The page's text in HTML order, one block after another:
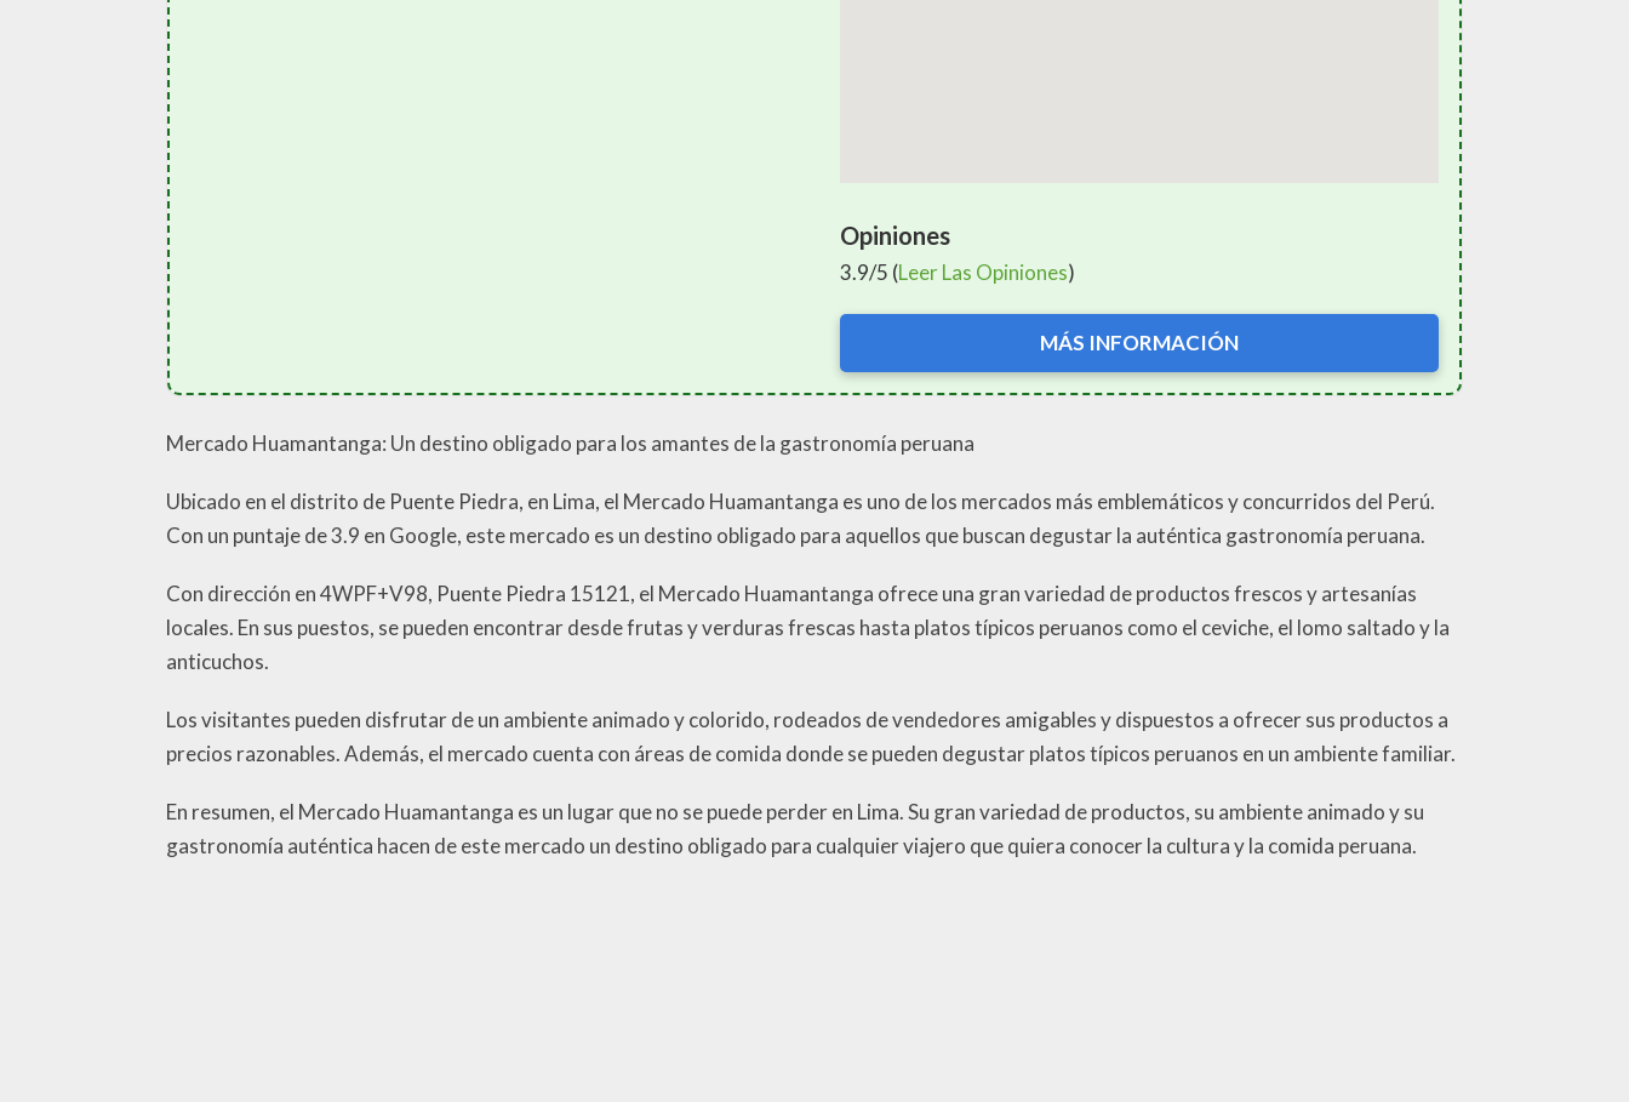
Opiniones
3.9/5 (Leer Las Opiniones)
MÁS INFORMACIÓN
Mercado Huamantanga: Un destino obligado para los amantes de la gastronomía peruana
Ubicado en el distrito de Puente Piedra, en Lima, el Mercado Huamantanga es uno de los mercados más emblemáticos y concurridos del Perú.
Con un puntaje de 3.9 en Google, este mercado es un destino obligado para aquellos que buscan degustar la auténtica gastronomía peruana.
Con dirección en 4WPF+V98, Puente Piedra 15121, el Mercado Huamantanga ofrece una gran variedad de productos frescos y artesanías
locales. En sus puestos, se pueden encontrar desde frutas y verduras frescas hasta platos típicos peruanos como el ceviche, el lomo saltado y la
anticuchos.
Los visitantes pueden disfrutar de un ambiente animado y colorido, rodeados de vendedores amigables y dispuestos a ofrecer sus productos a
precios razonables. Además, el mercado cuenta con áreas de comida donde se pueden degustar platos típicos peruanos en un ambiente familiar.
En resumen, el Mercado Huamantanga es un lugar que no se puede perder en Lima. Su gran variedad de productos, su ambiente animado y su
gastronomía auténtica hacen de este mercado un destino obligado para cualquier viajero que quiera conocer la cultura y la comida peruana.